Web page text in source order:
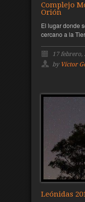
Complejo
Orión
El lugar donde
cercano a la
17 febrero,
by Víctor
Leónidas